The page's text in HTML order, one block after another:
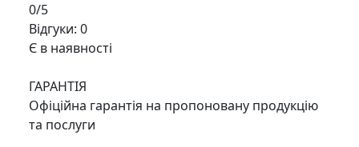
0/5
Відгуки: 0
Є в наявності
ГАРАНТІЯ
Офіційна гарантія на пропоновану продукцію
та послуги